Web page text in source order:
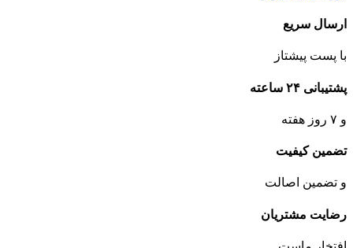
ارسال سریع
با پست پیشتاز
پشتیبانی ۲۴ ساعته
و ۷ روز هفته
تضمین کیفیت
و تضمین اصالت
رضایت مشتریان